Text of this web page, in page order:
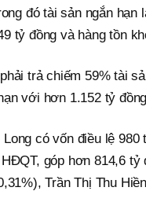
đó tài sản ngắn
tỷ đồng và hàng tồn
trả chiếm 59% tài
với hơn 1.152 tỷ
Long có vốn điều lệ
góp hơn 814,6
Trần Thị Thu